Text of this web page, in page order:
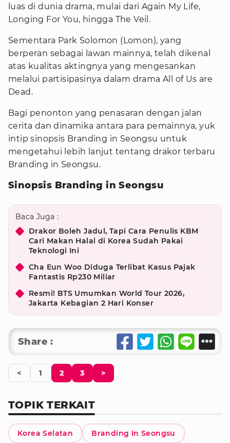
luas di dunia drama, mulai dari Again My Life,
Longing For You, hingga The Veil.
Sementara Park Solomon (Lomon), yang
berperan sebagai lawan mainnya, telah dikenal
atas kualitas aktingnya yang mengesankan
melalui partisipasinya dalam drama All of Us are
Dead.
Bagi penonton yang penasaran dengan jalan
cerita dan dinamika antara para pemainnya, yuk
intip sinopsis Branding in Seongsu untuk
mengetahui lebih lanjut tentang drakor terbaru
Branding in Seongsu.
Sinopsis Branding in Seongsu
Baca Juga :
Drakor Boleh Jadul, Tapi Cara Penulis KBM
Cari Makan Halal di Korea Sudah Pakai
Teknologi Ini
Cha Eun Woo Diduga Terlibat Kasus Pajak
Fantastis Rp230 Miliar
Resmi! BTS Umumkan World Tour 2026,
Jakarta Kebagian 2 Hari Konser
Share :
< 1 2 3 >
TOPIK TERKAIT
Korea Selatan Branding In Seongsu